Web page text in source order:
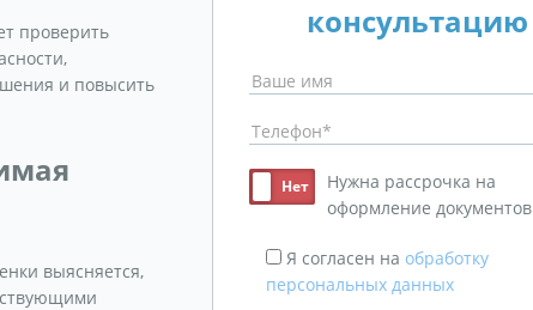
проверить
и повысить
выясняется,
консультацию
Нужна рассрочка на
оформление документов
Я согласен на обработку
персональных данных